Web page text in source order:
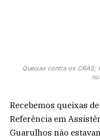
Queixas contra os
Recebemos queixas
Referência em
Guarulhos não